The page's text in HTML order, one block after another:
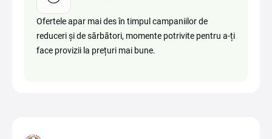
Ofertele apar mai des în timpul campaniilor de
reduceri și de sărbători, momente potrivite pentru a-ți
face provizii la prețuri mai bune.